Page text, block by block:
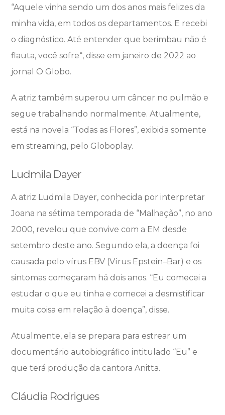
“Aquele vinha sendo um dos anos mais felizes da
minha vida, em todos os departamentos. E recebi
o diagnóstico. Até entender que berimbau não é
flauta, você sofre“, disse em janeiro de 2022 ao
jornal O Globo.
A atriz também superou um câncer no pulmão e
segue trabalhando normalmente. Atualmente,
está na novela “Todas as Flores”, exibida somente
em streaming, pelo Globoplay.
Ludmila Dayer
A atriz Ludmila Dayer, conhecida por interpretar
Joana na sétima temporada de “Malhação”, no ano
2000, revelou que convive com a EM desde
setembro deste ano. Segundo ela, a doença foi
causada pelo vírus EBV (Vírus Epstein–Bar) e os
sintomas começaram há dois anos. “Eu comecei a
estudar o que eu tinha e comecei a desmistificar
muita coisa em relação à doença”, disse.
Atualmente, ela se prepara para estrear um
documentário autobiográfico intitulado “Eu” e
que terá produção da cantora Anitta.
Cláudia Rodrigues